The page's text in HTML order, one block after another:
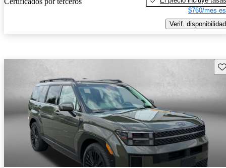
$760/mes
Verif. disponibilidad